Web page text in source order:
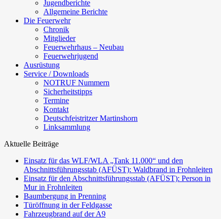
Jugendberichte
Allgemeine Berichte
Die Feuerwehr
Chronik
Mitglieder
Feuerwehrhaus – Neubau
Feuerwehrjugend
Ausrüstung
Service / Downloads
NOTRUF Nummern
Sicherheitstipps
Termine
Kontakt
Deutschfeistritzer Martinshorn
Linksammlung
Aktuelle Beiträge
Einsatz für das WLF/WLA „Tank 11.000“ und den
Abschnittsführungsstab (AFÜST): Waldbrand in Frohnleiten
Einsatz für den Abschnittsführungsstab (AFÜST): Person in
Mur in Frohnleiten
Baumbergung in Prenning
Türöffnung in der Feldgasse
Fahrzeugbrand auf der A9